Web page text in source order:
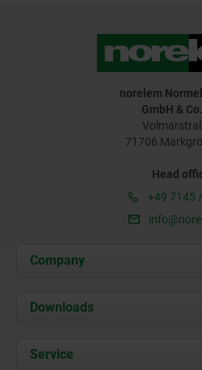
norelem
GmbH &
71706
Head
+49 7145
Company
About us
Career
Downloads
Documents
Service